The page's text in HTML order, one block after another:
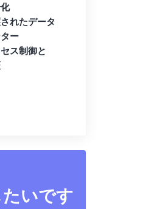
れたデータ
ー
ス制御と
いです